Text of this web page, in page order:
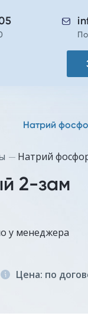
Натрий
Натрий
2-зам
у менеджера
Цена: по